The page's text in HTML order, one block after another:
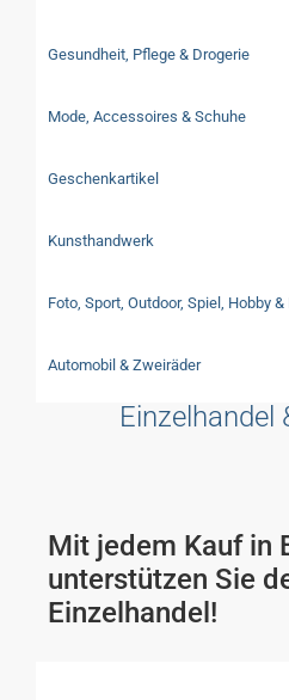
Gesundheit, Pflege & Drogerie
Mode, Accessoires & Schuhe
Geschenkartikel
Kunsthandwerk
Foto, Sport, Outdoor, Spiel, Hobby
Automobil & Zweiräder
Einzelhandel
Mit jedem Kauf in
unterstützen Sie
Einzelhandel!